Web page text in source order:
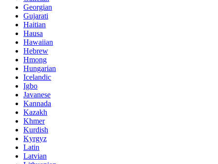
Georgian
Gujarati
Haitian
Hausa
Hawaiian
Hebrew
Hmong
Hungarian
Icelandic
Igbo
Javanese
Kannada
Kazakh
Khmer
Kurdish
Kyrgyz
Latin
Latvian